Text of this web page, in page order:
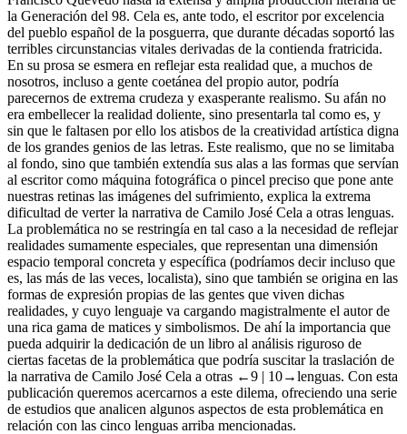
la Generación del 98. Cela es, ante todo, el escritor por excelencia
del pueblo español de la posguerra, que durante décadas soportó las
terribles circunstancias vitales derivadas de la contienda fratricida.
En su prosa se esmera en reflejar esta realidad que, a muchos de
nosotros, incluso a gente coetánea del propio autor, podría
parecernos de extrema crudeza y exasperante realismo. Su afán no
era embellecer la realidad doliente, sino presentarla tal como es, y
sin que le faltasen por ello los atisbos de la creatividad artística digna
de los grandes genios de las letras. Este realismo, que no se limitaba
al fondo, sino que también extendía sus alas a las formas que servían
al escritor como máquina fotográfica o pincel preciso que pone ante
nuestras retinas las imágenes del sufrimiento, explica la extrema
dificultad de verter la narrativa de Camilo José Cela a otras lenguas.
La problemática no se restringía en tal caso a la necesidad de reflejar
realidades sumamente especiales, que representan una dimensión
espacio temporal concreta y específica (podríamos decir incluso que
es, las más de las veces, localista), sino que también se origina en las
formas de expresión propias de las gentes que viven dichas
realidades, y cuyo lenguaje va cargando magistralmente el autor de
una rica gama de matices y simbolismos. De ahí la importancia que
pueda adquirir la dedicación de un libro al análisis riguroso de
ciertas facetas de la problemática que podría suscitar la traslación de
la narrativa de Camilo José Cela a otras ←9 | 10→lenguas. Con esta
publicación queremos acercarnos a este dilema, ofreciendo una serie
de estudios que analicen algunos aspectos de esta problemática en
relación con las cinco lenguas arriba mencionadas.